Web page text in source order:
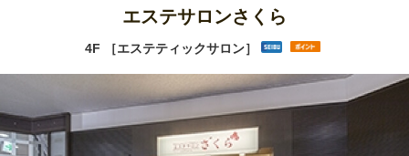
エステサロンさくら
4F ［エステティックサロン］